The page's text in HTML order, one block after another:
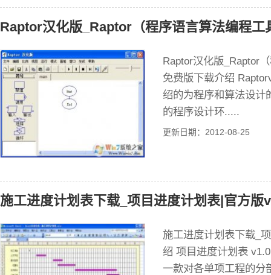
Raptor汉化版_Raptor（程序语言算法编程工
Raptor汉化版_Raptor
免费版下载介绍
绍的为程序和算法设计
的程序设计环.....
更新日期：2012-08-25
施工进度计划表下载_项目进度计划表|官方版
施工进度计划表下载_
绍 项目进度计划表
一款对各单项工程的分